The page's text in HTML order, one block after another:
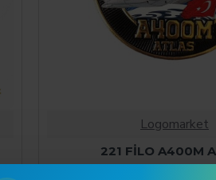
Logomarket
221 FİLO A400M